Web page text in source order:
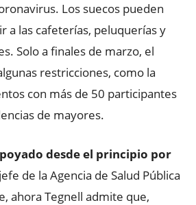
Los suecos pueden
a las cafeterías, peluquerías y
Solo a finales de marzo, el
restricciones, como la
con más de 50 participantes
de mayores.
desde el principio por
jefe de la Agencia de Salud Pública
ahora Tegnell admite que,